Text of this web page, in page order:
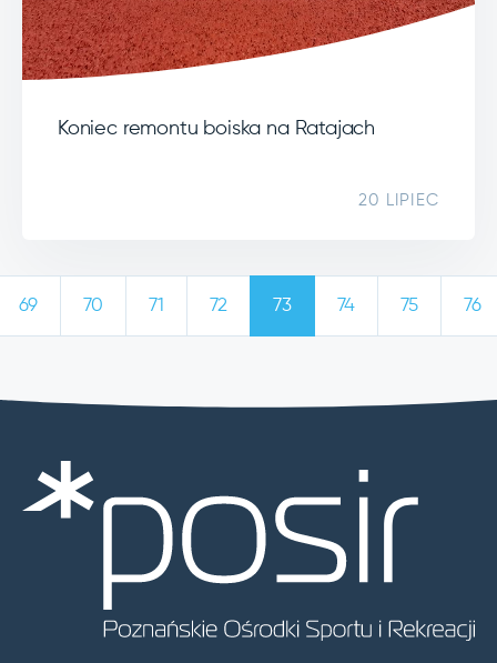
Koniec remontu boiska na Ratajach
20 LIPIEC
69 70 71 72 73 74 75 76